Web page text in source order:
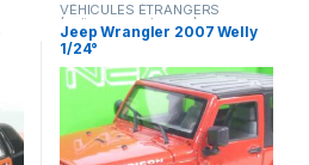
VÉHICULES ÉTRANGERS
(voitures,camions ...)
Jeep Wrangler 2007 Welly
1/24°